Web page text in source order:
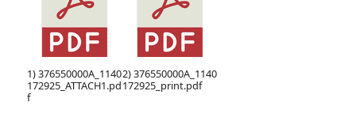
1) 376550000A_1140
172925_ATTACH1.pd
f
2) 376550000A_1140
172925_print.pdf